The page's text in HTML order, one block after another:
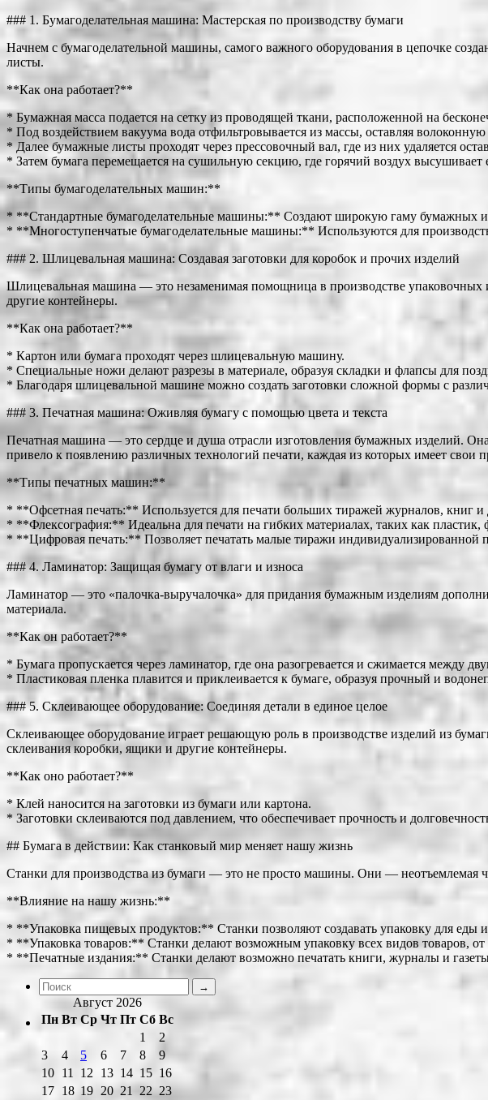
### 1. Бумагоделательная машина: Мастерская по производству бумаги
Начнем с бумагоделательной машины, самого важного оборудования в цепочке
листы.
**Как она работает?**
* Бумажная масса подается на сетку из проводящей ткани, расположенной на
* Под воздействием вакуума вода отфильтровывается из массы, оставляя волоконную
* Далее бумажные листы проходят через прессовочный вал, где из них удаляется
* Затем бумага перемещается на сушильную секцию, где горячий воздух высушивает
**Типы бумагоделательных машин:**
* **Стандартные бумагоделательные машины:** Создают широкую гаму бумажных
* **Многоступенчатые бумагоделательные машины:** Используются для
### 2. Шлицевальная машина: Создавая заготовки для коробок и прочих изделий
Шлицевальная машина — это незаменимая помощница в производстве упаковочных
другие контейнеры.
**Как она работает?**
* Картон или бумага проходят через шлицевальную машину.
* Специальные ножи делают разрезы в материале, образуя складки и флапсы для
* Благодаря шлицевальной машине можно создать заготовки сложной формы с
### 3. Печатная машина: Оживляя бумагу с помощью цвета и текста
Печатная машина — это сердце и душа отрасли изготовления бумажных изделий.
привело к появлению различных технологий печати, каждая из которых имеет свои
**Типы печатных машин:**
* **Офсетная печать:** Используется для печати больших тиражей журналов, книг
* **Флексография:** Идеальна для печати на гибких материалах, таких как пластик,
* **Цифровая печать:** Позволяет печатать малые тиражи индивидуализированной
### 4. Ламинатор: Защищая бумагу от влаги и износа
Ламинатор — это «палочка-выручалочка» для придания бумажным изделиям
материала.
**Как он работает?**
* Бумага пропускается через ламинатор, где она разогревается и сжимается между
* Пластиковая пленка плавится и приклеивается к бумаге, образуя прочный и
### 5. Склеивающее оборудование: Соединяя детали в единое целое
Склеивающее оборудование играет решающую роль в производстве изделий из
склеивания коробки, ящики и другие контейнеры.
**Как оно работает?**
* Клей наносится на заготовки из бумаги или картона.
* Заготовки склеиваются под давлением, что обеспечивает прочность и
## Бумага в действии: Как станковый мир меняет нашу жизнь
Станки для производства из бумаги — это не просто машины. Они — неотъемлемая
**Влияние на нашу жизнь:**
* **Упаковка пищевых продуктов:** Станки позволяют создавать упаковку для еды
* **Упаковка товаров:** Станки делают возможным упаковку всех видов товаров,
* **Печатные издания:** Станки делают возможно печатать книги, журналы и
Август 2026
Пн Вт Ср Чт Пт Сб Вс
1
2
3
4 5 6 7 8
9
10 11 12 13 14 15 16
17 18 19 20 21 22 23